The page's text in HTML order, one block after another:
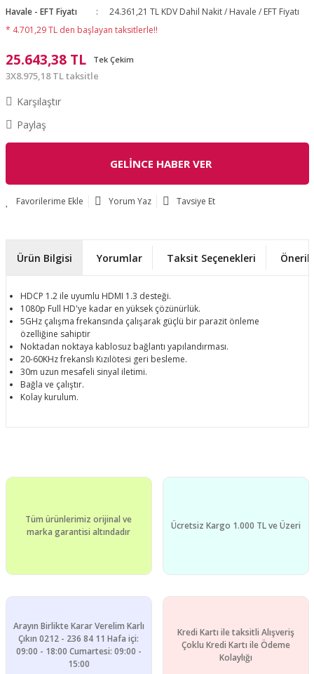
Havale - EFT Fiyatı
24.361,21 TL KDV Dahil Nakit / Havale / EFT Fiyatı
* 4.701,29 TL den başlayan taksitlerle!!
25.643,38 TL Tek Çekim
3X8.975,18 TL taksitle
Karşılaştır
Paylaş
GELİNCE HABER VER
Yorum Yaz Tavsiye Et
Ürün Bilgisi Yorumlar Taksit Seçenekleri
HDCP 1.2 ile uyumlu HDMI 1.3 desteği.
1080p Full HD'ye kadar en yüksek çözünürlük.
5GHz çalışma frekansında çalışarak güçlü bir parazit önleme
özelliğine sahiptir
Noktadan noktaya kablosuz bağlantı yapılandırması.
20-60KHz frekanslı Kızılötesi geri besleme.
30m uzun mesafeli sinyal iletimi.
Bağla ve çalıştır.
Kolay kurulum.
Görüş ve önerileriniz için teşekkür ederiz.
Ürün resmi kalitesiz, bozuk veya görüntülenemiyor.
Tüm ürünlerimiz orijinal ve
marka garantisi altındadır
Ücretsiz Kargo 1.000 TL ve Üzeri
Arayın Birlikte Karar Verelim Karlı
Çıkın 0212 - 236 84 11 Hafa içi:
09:00 - 18:00 Cumartesi: 09:00 -
15:00
Kredi Kartı ile taksitli Alışveriş
Çoklu Kredi Kartı ile Ödeme
Kolaylığı